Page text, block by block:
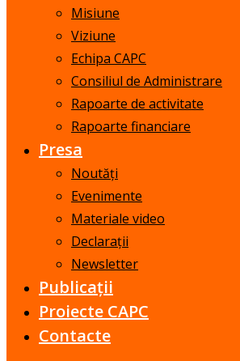
Misiune
Viziune
Echipa CAPC
Consiliul de Administrare
Rapoarte de activitate
Rapoarte financiare
Presa
Noutăți
Evenimente
Materiale video
Declarații
Newsletter
Publicații
Proiecte CAPC
Contacte